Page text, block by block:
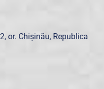
or. Chișinău, Republica